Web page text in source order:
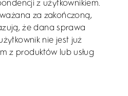
z użytkownikiem.
za zakończoną,
że dana sprawa
nie jest już
z produktów lub usług